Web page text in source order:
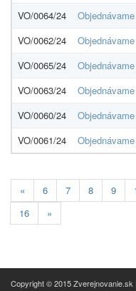
VO/0064/24
VO/0062/24
VO/0065/24
VO/0063/24
VO/0060/24
VO/0061/24
« 6 7 8 9
16
»
Copyright © 2015